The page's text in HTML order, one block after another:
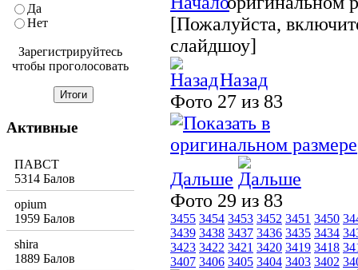
[Пожалуйста,
слайдшоу]
Назад
Фото 27 из 83
Дальше
Фото 29 из 83
3455 3454 3453 3452 3451 3450
3439 3438 3437 3436 3435 3434
3423 3422 3421 3420 3419 3418
3407 3406 3405 3404 3403 3402
Да
Нет
Зарегистрируйтесь
чтобы проголосовать
Активные
ПАВСТ
5314 Балов
opium
1959 Балов
shira
1889 Балов